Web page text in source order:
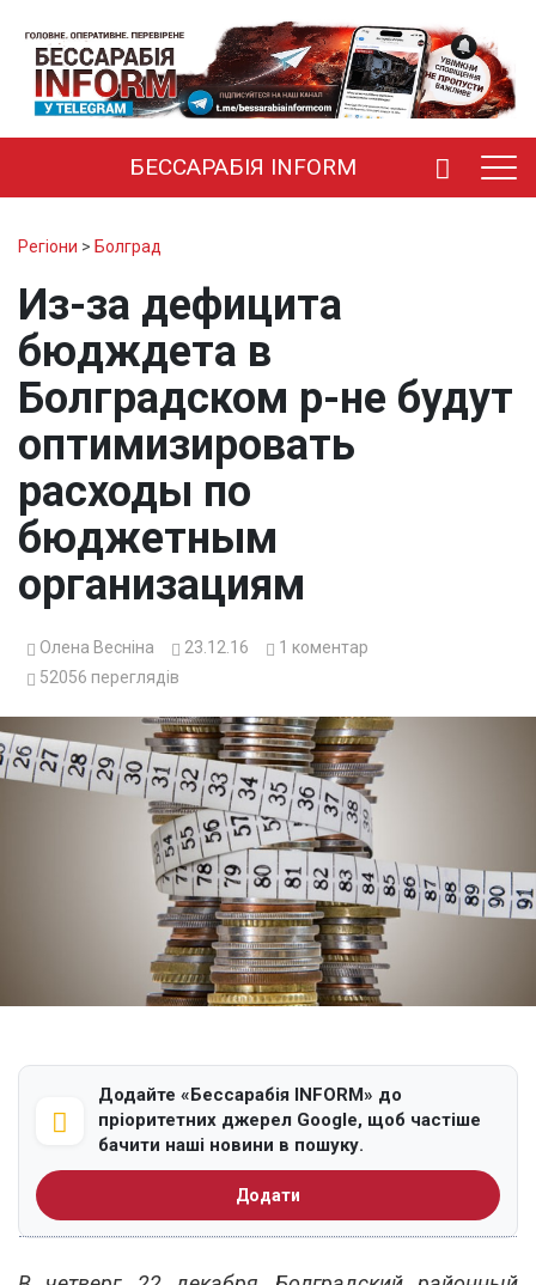
БЕССАРАБІЯ INFORM
Регіони > Болград
Из-за дефицита
бюдждета в
Болградском р-не будут
оптимизировать
расходы по
бюджетным
организациям
Олена Весніна 23.12.16 1 коментар
52056 переглядів
Додайте «Бессарабія INFORM» до
пріоритетних джерел Google, щоб частіше
бачити наші новини в пошуку.
Додати